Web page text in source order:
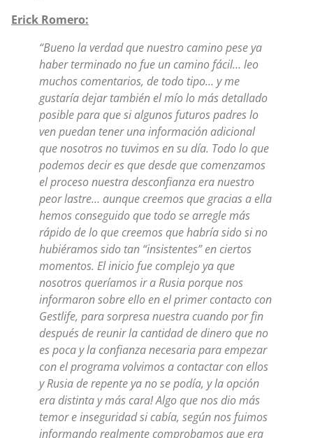
Erick Romero:
“Bueno la verdad que nuestro camino pese ya
haber terminado no fue un camino fácil… leo
muchos comentarios, de todo tipo… y me
gustaría dejar también el mío lo más detallado
posible para que si algunos futuros padres lo
ven puedan tener una información adicional
que nosotros no tuvimos en su día. Todo lo que
podemos decir es que desde que comenzamos
el proceso nuestra desconfianza era nuestro
peor lastre… aunque creemos que gracias a ella
hemos conseguido que todo se arregle más
rápido de lo que creemos que habría sido si no
hubiéramos sido tan “insistentes” en ciertos
momentos. El inicio fue complejo ya que
nosotros queríamos ir a Rusia porque nos
informaron sobre ello en el primer contacto con
Gestlife, para sorpresa nuestra cuando por fin
después de reunir la cantidad de dinero que no
es poca y la confianza necesaria para empezar
con el programa volvimos a contactar con ellos
y Rusia de repente ya no se podía, y la opción
era distinta y más cara! Algo que nos dio más
temor e inseguridad si cabía, según nos fuimos
informando realmente comprobamos que era